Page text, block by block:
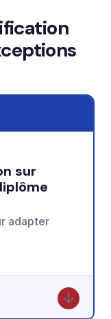
adapter
↓